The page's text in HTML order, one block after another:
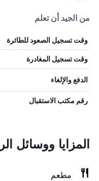
من الجيد أن تعلم
وقت تسجيل الصعود للطائرة
وقت تسجيل المغادرة
الدفع والإلغاء
رقم مكتب الاستقبال
المزايا ووسائل
مطعم